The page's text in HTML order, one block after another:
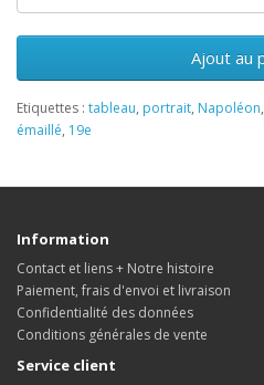
Ajout au
Etiquettes : tableau, portrait, Napoléon,
émaillé, 19e
Information
Contact et liens + Notre histoire
Paiement, frais d'envoi et livraison
Confidentialité des données
Conditions générales de vente
Service client